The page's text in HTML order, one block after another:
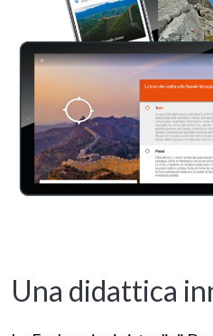
Una didattica